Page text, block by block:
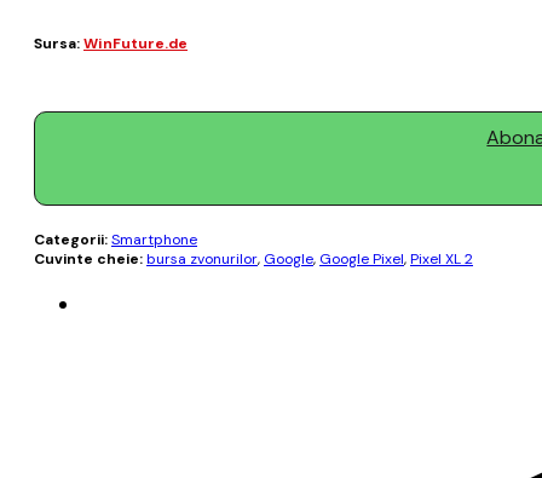
Sursa:WinFuture.de
Categorii:Smartphone
Cuvinte cheie:bursa zvonurilor, Google, Google Pixel,Pixel XL 2